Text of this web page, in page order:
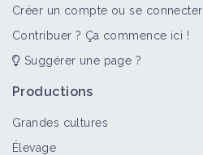
Créer un compte ou se connecter
Contribuer ? Ça commence ici !
Suggérer une page ?
Productions
Grandes cultures
Élevage